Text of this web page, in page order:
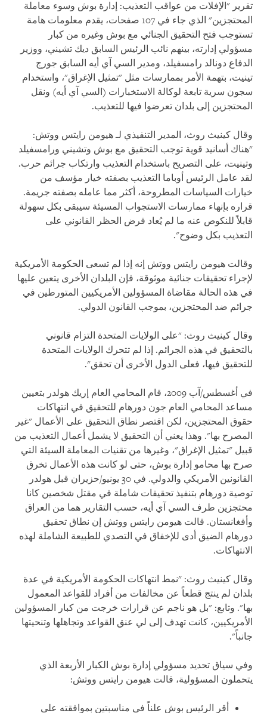
تقرير "الإفلات من عواقب التعذيب: إدارة بوش وسوء معاملة
المحتجزين" الذي جاء في 107 صفحات، يقدم معلومات هامة
تستوجب فتح التحقيق الجنائي مع بوش وغيره من كبار
مسؤولي إدارته، بينهم نائب الرئيس السابق ديك تشيني، ووزير
الدفاع دونالد رامسفيلد، ومدير السي آي أيه السابق جورج
تينيت، بتهمة الأمر بممارسات مثل "تمثيل الإغراق"، واستخدام
سجون سرية تابعة لوكالة الاستخبارات (السي آي أيه) ونقل
المحتجزين إلى بلدان تعرضوا فيها للتعذيب.
وقال كينيث روث، المدير التنفيذي لـ هيومن رايتس ووتش:
"هناك أسانيد قوية توجب التحقيق مع بوش وتشيني ورامسفيلد
وتينيت، على التصريح باستخدام التعذيب وارتكاب جرائم حرب.
لقد عامل الرئيس أوباما التعذيب بصفته خيار مؤسف من
خيارات السياسات المطروحة، أكثر مما عامله بصفته جريمة.
قراره بإنهاء ممارسات الاستجواب المسيئة سيبقى بكل سهولة
قابلاً للنكوص عنه ما لم يُعاد فرض الحظر القانوني على
التعذيب بكل وضوح".
وقالت هيومن رايتس ووتش إنه إذا لم تسعى الحكومة الأمريكية
لإجراء تحقيقات جنائية موثوقة، فإن البلدان الأخرى يتعين عليها
في هذه الحالة مقاضاة المسؤولين الأمريكيين المتورطين في
جرائم ضد المحتجزين، بموجب القانون الدولي.
وقال كينيث روث: "على الولايات المتحدة التزام قانوني
بالتحقيق في هذه الجرائم. إذا لم تتحرك الولايات المتحدة
للتحقيق فيها، فعلى الدول الأخرى أن تحقق".
في أغسطس/آب 2009، قام المحامي العام إريك هولدر بتعيين
مساعد المحامي العام جون دورهام للتحقيق في انتهاكات
حقوق المحتجزين، لكن اقتصر نطاق التحقيق على الأعمال "غير
المصرح بها". وهذا يعني أن التحقيق لا يشمل أعمال التعذيب من
قبيل "تمثيل الإغراق"، وغيرها من تقنيات المعاملة السيئة التي
صرح بها محامو إدارة بوش، حتى لو كانت هذه الأعمال تخرق
القانونين الأمريكي والدولي. في 30 يونيو/حزيران قبل هولدر
توصية دورهام بتنفيذ تحقيقات شاملة في مقتل شخصين كانا
محتجزين طرف السي آي أيه، حسب التقارير هما من العراق
وأفغانستان. قالت هيومن رايتس ووتش إن نطاق تحقيق
دورهام الضيق أدى للإخفاق في التصدي للطبيعة الشاملة لهذه
الانتهاكات.
وقال كينيث روث: "نمط انتهاكات الحكومة الأمريكية في عدة
بلدان لم ينتج قطعاً عن مخالفات من أفراد للقواعد المعمول
بها". وتابع: "بل هو ناجم عن قرارات خرجت من كبار المسؤولين
الأمريكيين، كانت تهدف إلى لي عنق القواعد وتجاهلها وتنحيتها
جانباً".
وفي سياق تحديد مسؤولي إدارة بوش الكبار الأربعة الذي
يتحملون المسؤولية، قالت هيومن رايتس ووتش:
أقر الرئيس بوش علناً في مناسبتين بموافقته على